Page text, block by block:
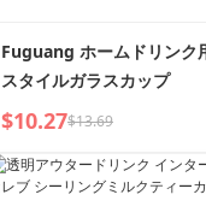
Fuguang ホームドリンク
スタイルガラスカップ
$10.27$13.69